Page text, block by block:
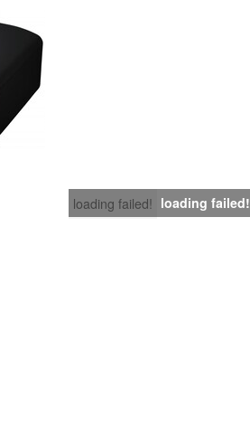
loading failed! loading failed!